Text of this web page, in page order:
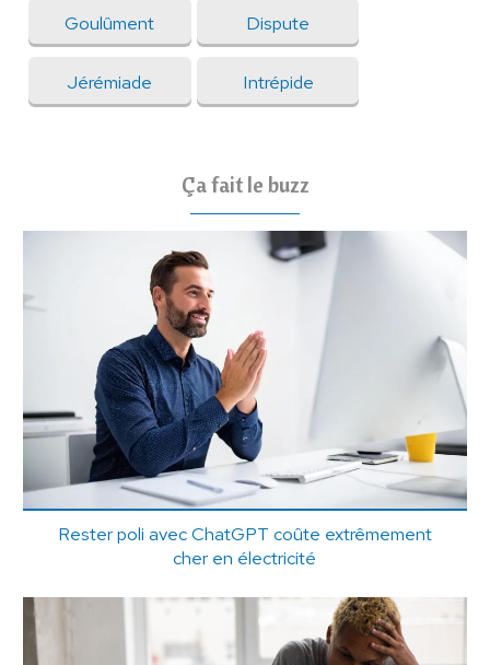
Goulûment Dispute
Jérémiade Intrépide
Ça fait le buzz
Rester poli avec ChatGPT coûte extrêmement
cher en électricité